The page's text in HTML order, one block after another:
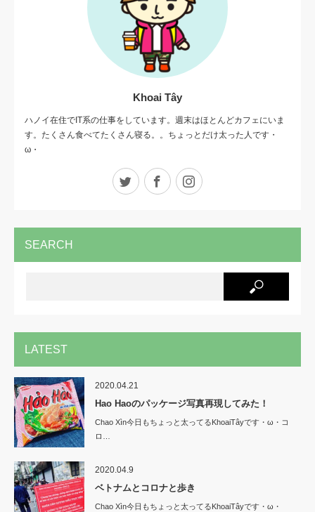
Khoai Tây
ハノイ在住でIT系の仕事をしています。週末はほとんどカフェにいま
す。たくさん食べてたくさん寝る。。ちょっとだけ太った人です・
ω・
Twitter Facebook
SEARCH
LATEST
2020.04.21
Hao Haoのパッケージ写真再現してみた！
Chao Xìn今日もちょっと太ってるKhoaiTâyです・ω・コ
ロ…
2020.04.9
ベトナムとコロナと歩き
Chao Xìn今日もちょっと太ってるKhoaiTâyです・ω・